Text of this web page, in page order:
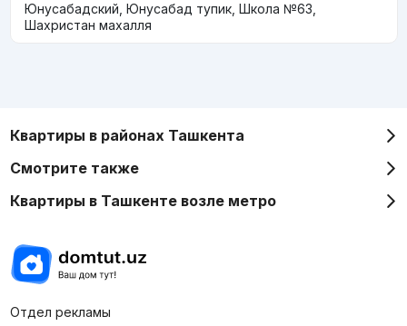
Юнусабадский, Юнусабад тупик, Школа №63,
Шахристан махалля
Квартиры в районах Ташкента
Смотрите также
Квартиры в Ташкенте возле метро
Отдел рекламы